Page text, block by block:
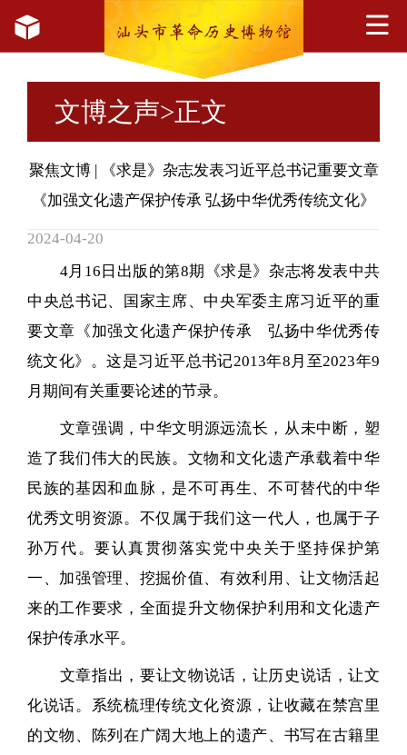
文博之声>正文
聚焦文博 | 《求是》杂志发表习近平总书记重要文章
《加强文化遗产保护传承 弘扬中华优秀传统文化》
2024-04-20
4月16日出版的第8期《求是》杂志将发表中共
中央总书记、国家主席、中央军委主席习近平的重
要文章《加强文化遗产保护传承 弘扬中华优秀传
统文化》。这是习近平总书记2013年8月至2023年9
月期间有关重要论述的节录。
文章强调，中华文明源远流长，从未中断，塑
造了我们伟大的民族。文物和文化遗产承载着中华
民族的基因和血脉，是不可再生、不可替代的中华
优秀文明资源。不仅属于我们这一代人，也属于子
孙万代。要认真贯彻落实党中央关于坚持保护第
一、加强管理、挖掘价值、有效利用、让文物活起
来的工作要求，全面提升文物保护利用和文化遗产
保护传承水平。
文章指出，要让文物说话，让历史说话，让文
化说话。系统梳理传统文化资源，让收藏在禁宫里
的文物、陈列在广阔大地上的遗产、书写在古籍里